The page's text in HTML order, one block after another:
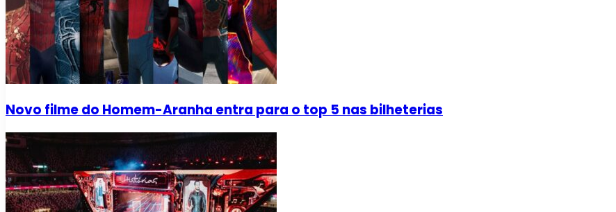
Novo filme do Homem-Aranha entra para o top 5 nas bilheterias